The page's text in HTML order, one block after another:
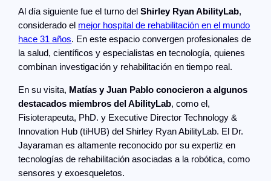
Al día siguiente fue el turno delShirley Ryan AbilityLab,
considerado el mejor hospital de rehabilitación en el mundo
hace 31 años. En este espacio convergen profesionales de
la salud, científicos y especialistas en tecnología, quienes
combinan investigación y rehabilitación en tiempo real.
En su visita, Matías y Juan Pablo conocieron a algunos
destacados miembros del AbilityLab, como el,
Fisioterapeuta, PhD. y Executive Director Technology &
Innovation Hub (tiHUB) del Shirley Ryan AbilityLab. El Dr.
Jayaraman es altamente reconocido por su expertiz en
tecnologías de rehabilitación asociadas a la robótica, como
sensores y exoesqueletos.